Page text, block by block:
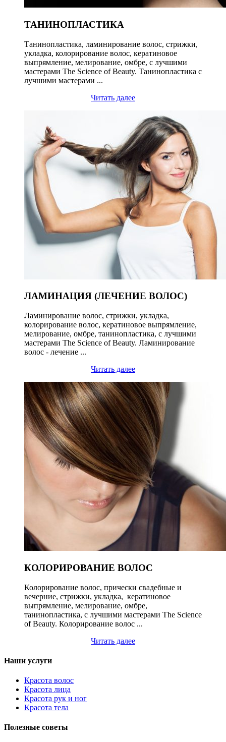
ТАНИНОПЛАСТИКА
Танинопластика, ламинирование волос, стрижки,
укладка, колорирование волос, кератиновое
выпрямление, мелирование, омбре, с лучшими
мастерами The Science of Beauty. Танинопластика с
лучшими мастерами ...
Читать далее
ЛАМИНАЦИЯ (ЛЕЧЕНИЕ ВОЛОС)
Ламинирование волос, стрижки, укладка,
колорирование волос, кератиновое выпрямление,
мелирование, омбре, танинопластика, с лучшими
мастерами The Science of Beauty. Ламинирование
волос - лечение ...
Читать далее
КОЛОРИРОВАНИЕ ВОЛОС
Колорирование волос, прически свадебные и
вечерние, стрижки, укладка, кератиновое
выпрямление, мелирование, омбре,
танинопластика, с лучшими мастерами The Science
of Beauty. Колорирование волос ...
Читать далее
Наши услуги
Красота волос
Красота лица
Красота рук и ног
Красота тела
Полезные советы